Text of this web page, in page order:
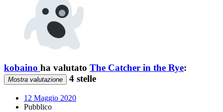
kobaino ha valutato The Catcher in the Rye:
Mostra valutazione 4 stelle
12 Maggio 2020
Pubblico